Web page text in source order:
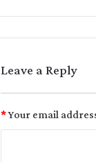
Leave a Reply
Your email
*